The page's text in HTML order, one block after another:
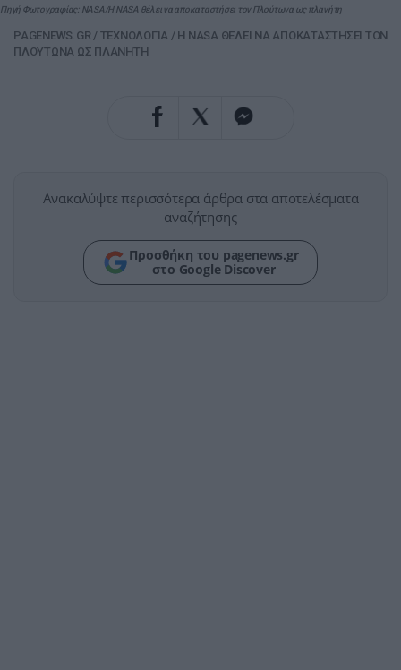
Πηγή Φωτογραφίας: NASA/Η NASA θέλει να αποκαταστήσει τον Πλούτωνα ως πλανήτη
PAGENEWS.GR/ ΤΕΧΝΟΛΟΓΙΑ / Η NASA ΘΕΛΕΙ ΝΑ ΑΠΟΚΑΤΑΣΤΗΣΕΙ ΤΟΝ
ΠΛΟΥΤΩΝΑ ΩΣ ΠΛΑΝΗΤΗ
Ανακαλύψτε περισσότερα άρθρα στα αποτελέσματα
αναζήτησης
Προσθήκη του pagenews.gr
στο Google Discover